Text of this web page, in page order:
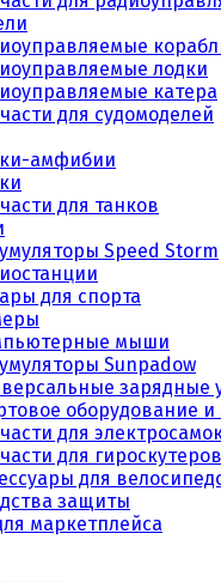
лодки
катера
для судомоделей
амфибии
для танков
Speed Storm
для спорта
мыши
Sunpadow
зарядные
оборудование
для
для гироскутеров
для
защиты
маркетплейса